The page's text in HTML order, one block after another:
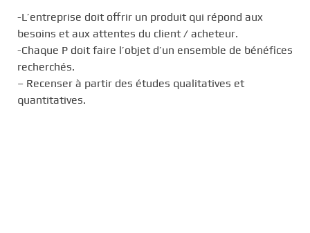
-L’entreprise doit offrir un produit qui répond aux
besoins et aux attentes du client / acheteur.
-Chaque P doit faire l’objet d’un ensemble de bénéfices
recherchés.
– Recenser à partir des études qualitatives et
quantitatives.